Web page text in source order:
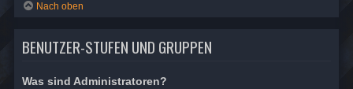
Nach oben
BENUTZER-STUFEN UND GRUPPEN
Was sind Administratoren?